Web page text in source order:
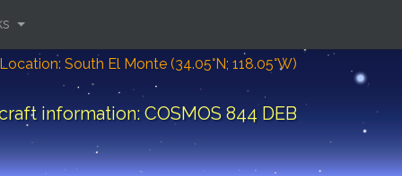
Location: South El Monte (34.05°N; 118.05°W)
information: COSMOS 844 DEB